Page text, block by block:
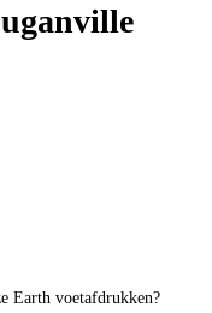
Earth voetafdrukken?